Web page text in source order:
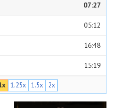
07:27
05:12
16:48
15:19
1.25x 1.5x 2x